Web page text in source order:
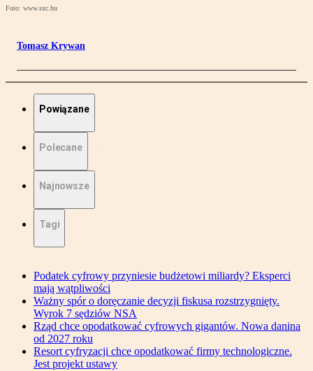
Foto: www.sxc.hu
Tomasz Krywan
Powiązane
Polecane
Najnowsze
Tagi
Podatek cyfrowy przyniesie budżetowi miliardy? Eksperci
mają wątpliwości
Ważny spór o doręczanie decyzji fiskusa rozstrzygnięty.
Wyrok 7 sędziów NSA
Rząd chce opodatkować cyfrowych gigantów. Nowa danina
od 2027 roku
Resort cyfryzacji chce opodatkować firmy technologiczne.
Jest projekt ustawy